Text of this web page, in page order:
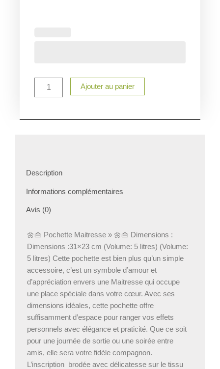
Ajouter au panier
Description
Informations complémentaires
Avis (0)
🌼👜 Pochette Maitresse » 🌼👜 Dimensions :
Dimensions :31×23 cm (Volume: 5 litres) (Volume:
5 litres) Cette pochette est bien plus qu’un simple
accessoire, c’est un symbole d’amour et
d’appréciation envers une Maitresse qui occupe
une place spéciale dans votre cœur. Avec ses
dimensions idéales, cette pochette offre
suffisamment d’espace pour ranger vos effets
personnels avec élégance et praticité. Que ce soit
pour une journée de sortie ou une soirée entre
amis, elle sera votre fidèle compagnon.
L’inscription brodée avec délicatesse sur le tissu